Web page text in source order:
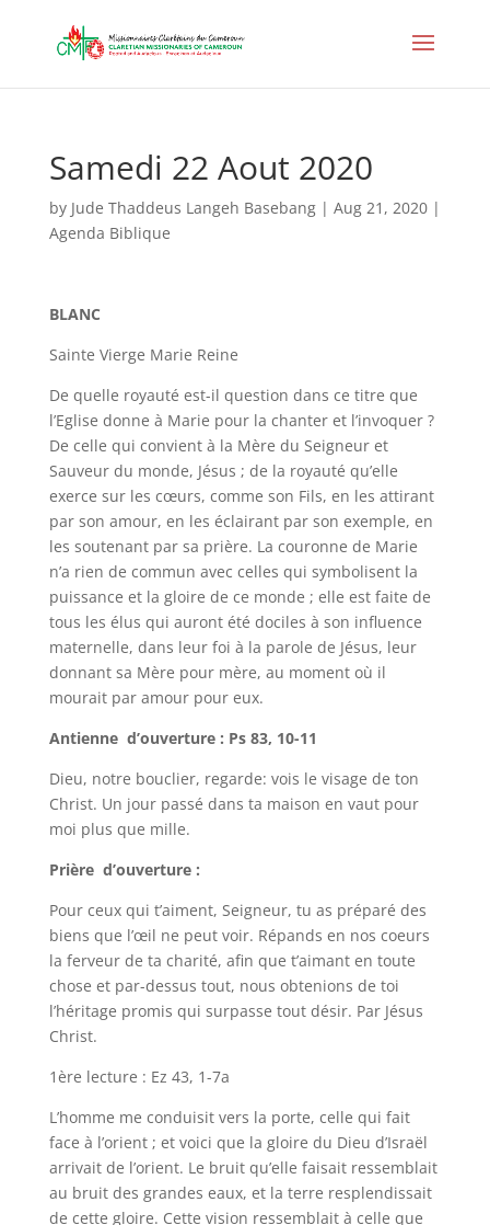
Samedi 22 Aout 2020
by Jude Thaddeus Langeh Basebang| Aug 21, 2020|
Agenda Biblique
BLANC
Sainte Vierge Marie Reine
De quelle royauté est-il question dans ce titre que
l’Eglise donne à Marie pour la chanter et l’invoquer ?
De celle qui convient à la Mère du Seigneur et
Sauveur du monde, Jésus ; de la royauté qu’elle
exerce sur les cœurs, comme son Fils, en les attirant
par son amour, en les éclairant par son exemple, en
les soutenant par sa prière. La couronne de Marie
n’a rien de commun avec celles qui symbolisent la
puissance et la gloire de ce monde ; elle est faite de
tous les élus qui auront été dociles à son influence
maternelle, dans leur foi à la parole de Jésus, leur
donnant sa Mère pour mère, au moment où il
mourait par amour pour eux.
Antienne d’ouverture : Ps 83, 10-11
Dieu, notre bouclier, regarde: vois le visage de ton
Christ. Un jour passé dans ta maison en vaut pour
moi plus que mille.
Prière d’ouverture :
Pour ceux qui t’aiment, Seigneur, tu as préparé des
biens que l’œil ne peut voir. Répands en nos coeurs
la ferveur de ta charité, afin que t’aimant en toute
chose et par-dessus tout, nous obtenions de toi
l’héritage promis qui surpasse tout désir. Par Jésus
Christ.
1ère lecture : Ez 43, 1-7a
L’homme me conduisit vers la porte, celle qui fait
face à l’orient ; et voici que la gloire du Dieu d’Israël
arrivait de l’orient. Le bruit qu’elle faisait ressemblait
au bruit des grandes eaux, et la terre resplendissait
de cette gloire. Cette vision ressemblait à celle que